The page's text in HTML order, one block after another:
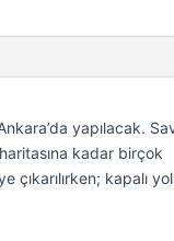
yapılacak.
kadar birçok
çıkarılırken; kapalı